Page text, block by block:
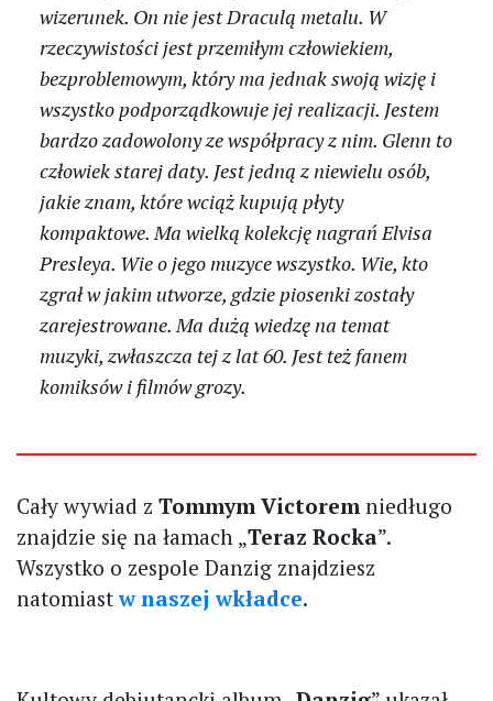
wizerunek. On nie jest Draculą metalu. W
rzeczywistości jest przemiłym człowiekiem,
bezproblemowym, który ma jednak swoją wizję i
wszystko podporządkowuje jej realizacji. Jestem
bardzo zadowolony ze współpracy z nim. Glenn to
człowiek starej daty. Jest jedną z niewielu osób,
jakie znam, które wciąż kupują płyty
kompaktowe. Ma wielką kolekcję nagrań Elvisa
Presleya. Wie o jego muzyce wszystko. Wie, kto
zgrał w jakim utworze, gdzie piosenki zostały
zarejestrowane. Ma dużą wiedzę na temat
muzyki, zwłaszcza tej z lat 60. Jest też fanem
komiksów i filmów grozy.
Cały wywiad z Tommym Victorem niedługo
znajdzie się na łamach „Teraz Rocka”.
Wszystko o zespole Danzig znajdziesz
natomiastw naszej wkładce.